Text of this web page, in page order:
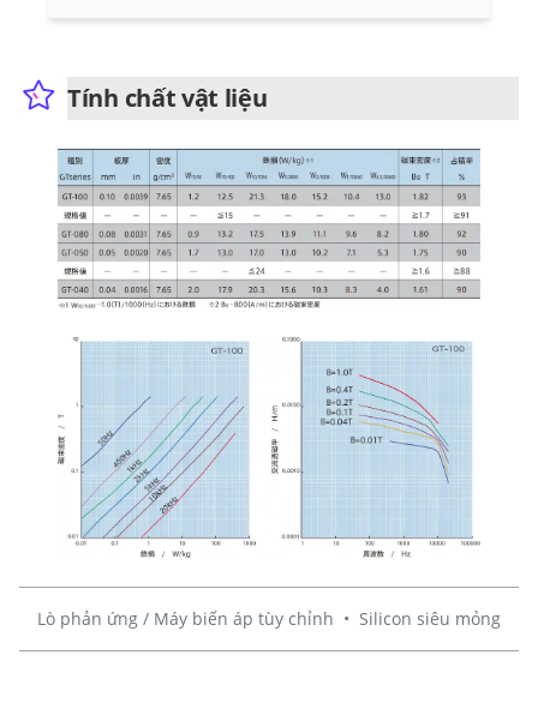
Tính chất vật liệu
Lò phản ứng / Máy biến áp tùy chỉnh • Silicon siêu mỏng